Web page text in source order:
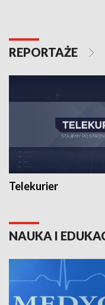
REPORTAŻE
Telekurier
NAUKA I